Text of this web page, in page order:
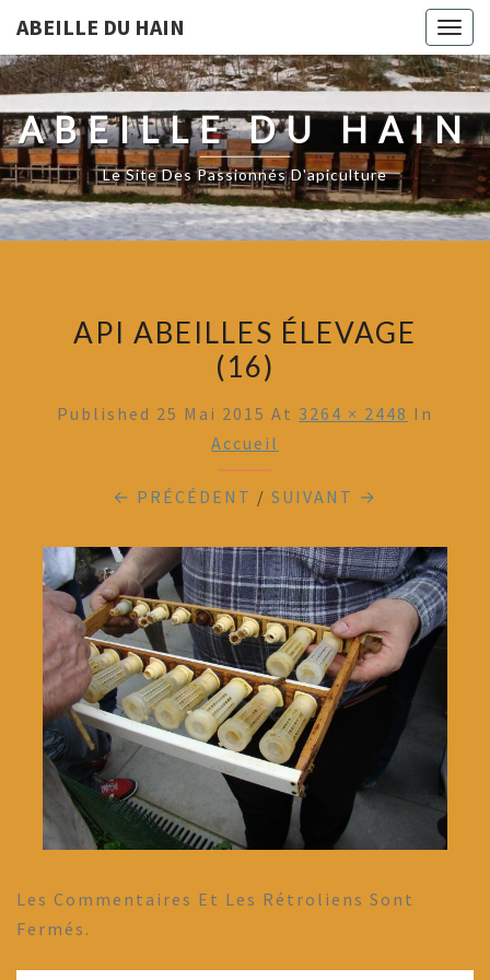
ABEILLE DU HAIN
ABEILLE DU HAIN
Le Site Des Passionnés D'apiculture
API ABEILLES ÉLEVAGE
(16)
Published 25 Mai 2015 At 3264 × 2448 In
Accueil
← PRÉCÉDENT / SUIVANT →
Les Commentaires Et Les Rétroliens Sont
Fermés.